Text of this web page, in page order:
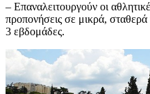
– Επαναλειτουργούν οι
προπονήσεις σε μικρά,
3 εβδομάδες.